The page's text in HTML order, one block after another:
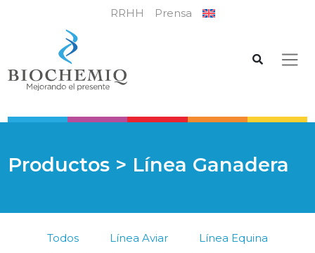
RRHH Prensa
Productos > Línea Ganadera
Todos Línea Aviar
Línea Equina